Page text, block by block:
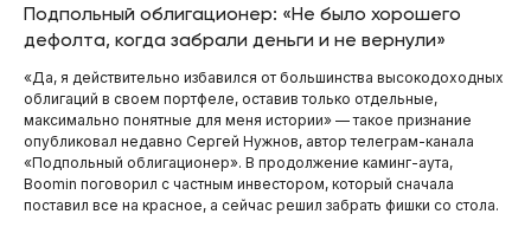
Подпольный облигационер: «Не было хорошего
дефолта, когда забрали деньги и не вернули»
«Да, я действительно избавился от большинства высокодоходных
облигаций в своем портфеле, оставив только отдельные,
максимально понятные для меня истории» — такое признание
опубликовал недавно Сергей Нужнов, автор телеграм-канала
«Подпольный облигационер». В продолжение каминг-аута,
Boomin поговорил с частным инвестором, который сначала
поставил все на красное, а сейчас решил забрать фишки со стола.